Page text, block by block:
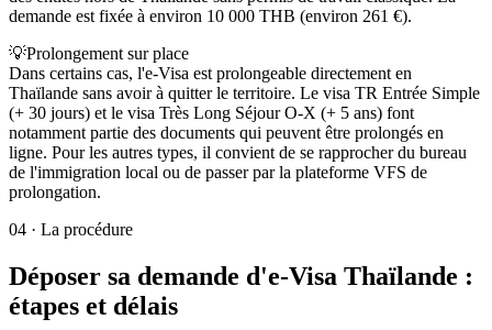
demande est fixée à environ 10 000 THB (environ 261 €).
💡Prolongement sur place
Dans certains cas, l'e-Visa est prolongeable directement en
Thaïlande sans avoir à quitter le territoire. Le visa TR Entrée Simple
(+ 30 jours) et le visa Très Long Séjour O-X (+ 5 ans) font
notamment partie des documents qui peuvent être prolongés en
ligne. Pour les autres types, il convient de se rapprocher du bureau
de l'immigration local ou de passer par la plateforme VFS de
prolongation.
04 · La procédure
Déposer sa demande d'e-Visa Thaïlande :
étapes et délais